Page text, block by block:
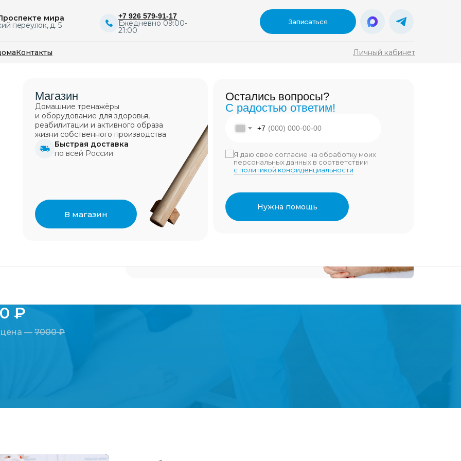
Записаться
Контакты
мира
переулок, д. 5
+7 926 579-91-17
Ежедневно 09:00-
21:00
Личный кабинет
Telegram
5 500
16 000
Остались вопросы?
С радостью ответим!
Если не знаете какой абонемент взять
или какой специалист нужен именно
вам. Мы вам поможем!
Я даю свое согласие на обработку моих
персональных данных в соответствии
с политикой конфиденциальности
нарушений осанки
задержек в развитии
с дисплазией ТБС
плоскостопия
сколиоза
при ДЦП
консультация
Остались вопросы?
С радостью ответим!
+7
Я даю свое согласие на обработку моих
персональных данных в соответствии
с политикой конфиденциальности
Нужна помощь
Магазин
Домашние тренажёры
и оборудование для здоровья,
реабилитации и активного образа
жизни cобственного производства
Быстрая доставка
по всей России
В магазин
при заболеваниях позвоночника
цена — 7000 ₽
₽